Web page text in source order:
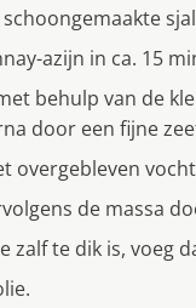
schoongemaakte
azijn in ca. 15
behulp van de
door een fijne
overgebleven
de massa
zalf te dik is, voeg